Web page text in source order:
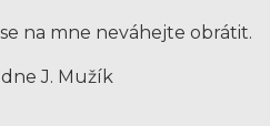
na mne neváhejte obrátit.
J. Mužík